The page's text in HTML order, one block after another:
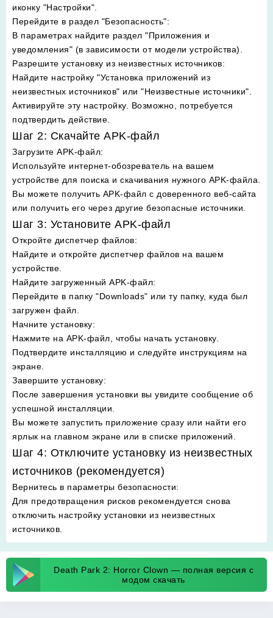
иконку "Настройки".
Перейдите в раздел "Безопасность":
В параметрах найдите раздел "Приложения и
уведомления" (в зависимости от модели устройства).
Разрешите установку из неизвестных источников:
Найдите настройку "Установка приложений из
неизвестных источников" или "Неизвестные источники".
Активируйте эту настройку. Возможно, потребуется
подтвердить действие.
Шаг 2: Скачайте APK-файл
Загрузите APK-файл:
Используйте интернет-обозреватель на вашем
устройстве для поиска и скачивания нужного APK-файла.
Вы можете получить APK-файл с доверенного веб-сайта
или получить его через другие безопасные источники.
Шаг 3: Установите APK-файл
Откройте диспетчер файлов:
Найдите и откройте диспетчер файлов на вашем
устройстве.
Найдите загруженный APK-файл:
Перейдите в папку "Downloads" или ту папку, куда был
загружен файл.
Начните установку:
Нажмите на APK-файл, чтобы начать установку.
Подтвердите инсталляцию и следуйте инструкциям на
экране.
Завершите установку:
После завершения установки вы увидите сообщение об
успешной инсталляции.
Вы можете запустить приложение сразу или найти его
ярлык на главном экране или в списке приложений.
Шаг 4: Отключите установку из неизвестных
источников (рекомендуется)
Вернитесь в параметры безопасности:
Для предотвращения рисков рекомендуется снова
отключить настройку установки из неизвестных
источников.
Death Park 2: Horror Clown — полная версия с
модом скачать